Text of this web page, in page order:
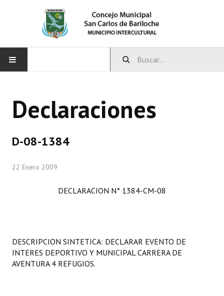
CONCEJO
Comisiones Especiales
LEGISLACIÓN
Declaraciones
D-08-1384
22 Enero 2009
DECLARACION N° 1384-CM-08
DESCRIPCION SINTETICA: DECLARAR EVENTO DE
INTERES DEPORTIVO Y MUNICIPAL CARRERA DE
AVENTURA 4 REFUGIOS.